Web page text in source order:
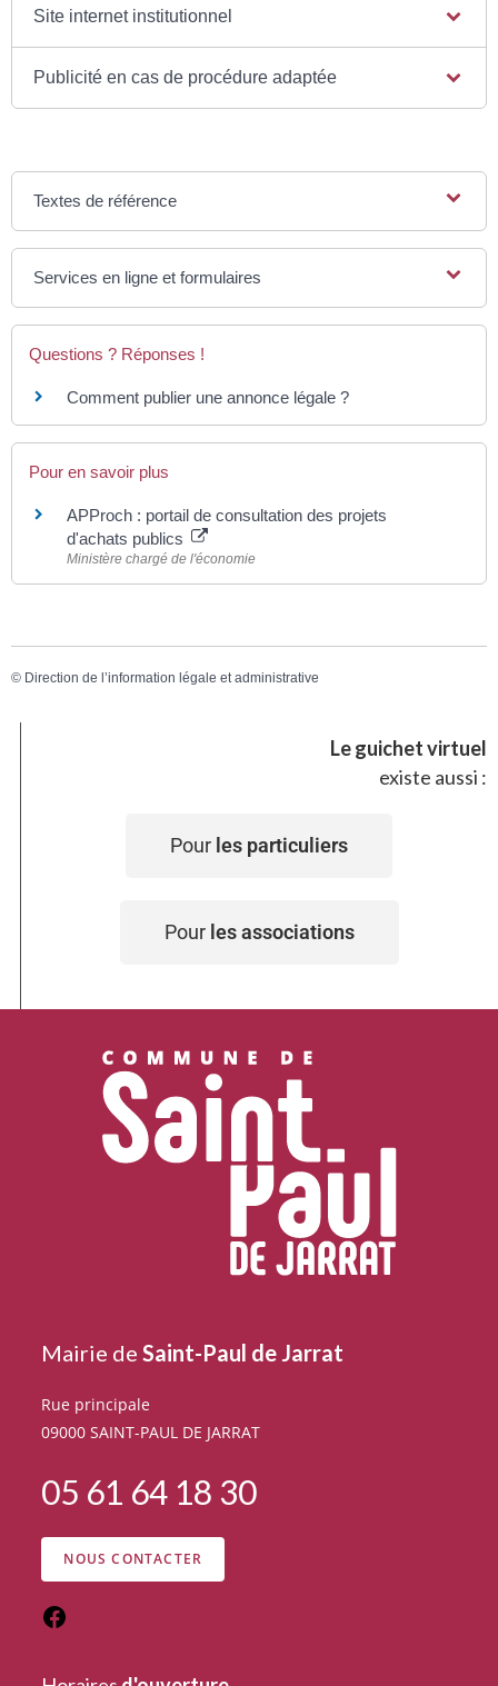
Site internet institutionnel
Publicité en cas de procédure adaptée
Textes de référence
Services en ligne et formulaires
Questions ? Réponses !
Comment publier une annonce légale ?
Pour en savoir plus
APProch : portail de consultation des projets
d'achats publics
Ministère chargé de l'économie
© Direction de l’information légale et administrative
Le guichet virtuel
existe aussi :
Pour les particuliers
Pour les associations
Mairie deSaint-Paul de Jarrat
Rue principale
09000 SAINT-PAUL DE JARRAT
05 61 64 18 30
NOUS CONTACTER